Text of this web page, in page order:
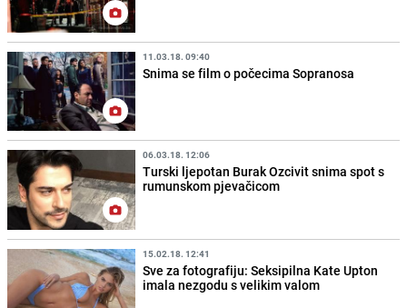
11.03.18. 09:40
Snima se film o počecima Sopranosa
06.03.18. 12:06
Turski ljepotan Burak Ozcivit snima spot s
rumunskom pjevačicom
15.02.18. 12:41
Sve za fotografiju: Seksipilna Kate Upton
imala nezgodu s velikim valom